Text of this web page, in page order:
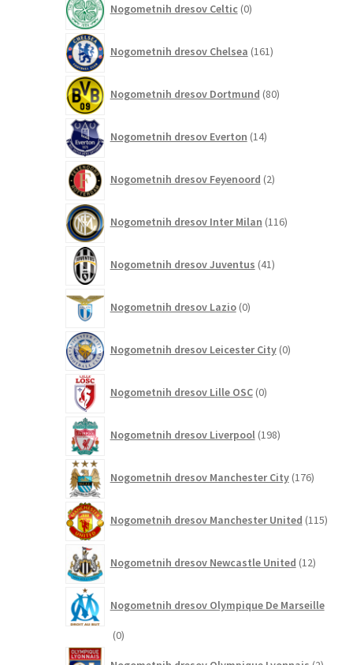
Nogometnih dresov Celtic 0izdelkov
Nogometnih dresov Chelsea 161izdelkov
Nogometnih dresov Dortmund 80izdelkov
Nogometnih dresov Everton 14izdelkov
Nogometnih dresov Feyenoord 2izdelka
Nogometnih dresov Inter Milan 116izdelkov
Nogometnih dresov Juventus 41izdelkov
Nogometnih dresov Lazio 0izdelkov
Nogometnih dresov Leicester City 0izdelkov
Nogometnih dresov Lille OSC 0izdelkov
Nogometnih dresov Liverpool 198izdelkov
Nogometnih dresov Manchester City 176izdelkov
Nogometnih dresov Manchester United 115
Nogometnih dresov Newcastle United 12izdelkov
Nogometnih dresov Olympique De Marseille
00